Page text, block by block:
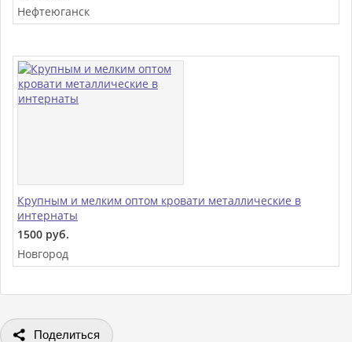
Нефтеюганск
Крупным и мелким оптом кровати металлические в
интернаты
1500 руб.
Новгород
Поделиться